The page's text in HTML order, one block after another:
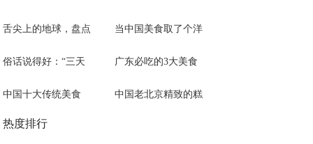
舌尖上的地球，盘点 当中国美食取了个洋
俗话说得好：“三天 广东必吃的3大美食
中国十大传统美食 中国老北京精致的糕
热度排行